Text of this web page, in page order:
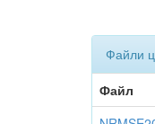
Файли
Файл